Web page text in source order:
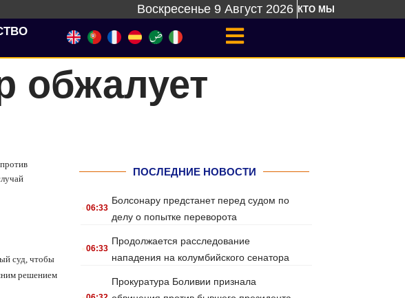
Воскресенье 9 Август 2026 КТО МЫ
обжалует
суд, чтобы
решением
ПОСЛЕДНИЕ НОВОСТИ
.06:33
Болсонару предстанет перед судом по
делу о попытке переворота
.06:33
Продолжается расследование
нападения на колумбийского сенатора
.
Прокуратура Боливии признала